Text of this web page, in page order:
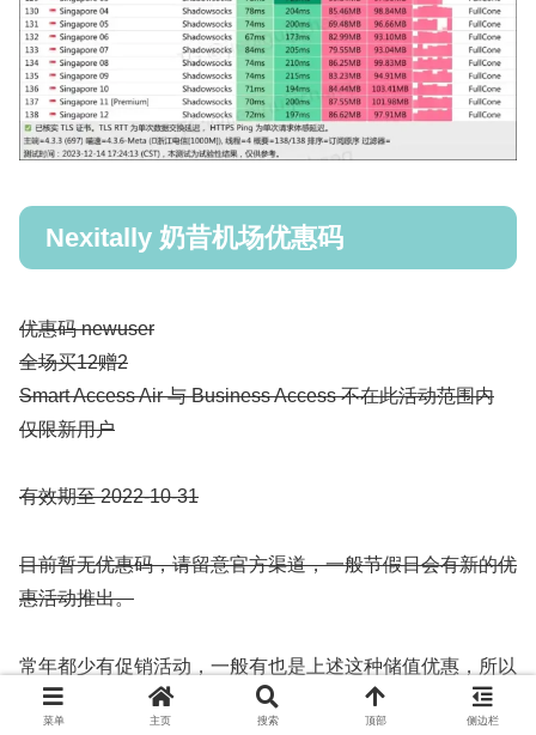
Nexitally 奶昔机场优惠码
优惠码 newuser
全场买12赠2
Smart Access Air 与 Business Access 不在此活动范围内
仅限新用户
有效期至 2022-10-31
目前暂无优惠码，请留意官方渠道，一般节假日会有新的优
惠活动推出。
常年都少有促销活动，一般有也是上述这种储值优惠，所以
想买就直接订阅，记得按月付费。
菜单 主页 搜索 顶部 侧边栏